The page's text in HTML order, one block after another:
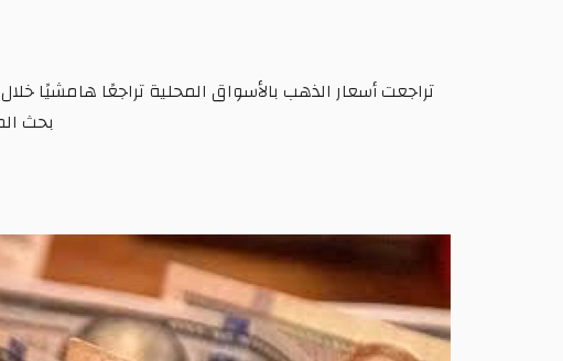
تراجعت أسعار الذهب بالأسواق المحلية تراجعًا هامشيًا
بحث